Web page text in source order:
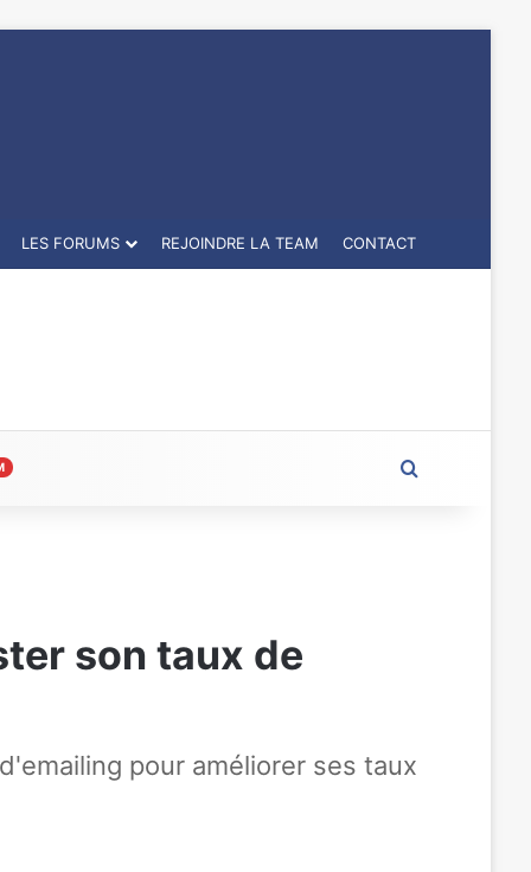
LES FORUMS REJOINDRE LA TEAM CONTACT
son taux de
pour améliorer ses taux